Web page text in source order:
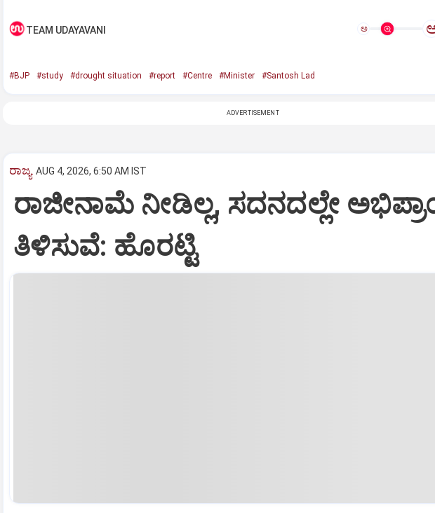
TEAM UDAYAVANI ಅ
#BJP #study #drought situation #report #Centre #Minister #Santosh Lad
ADVERTISEMENT
ರಾಜ್ಯ AUG 4, 2026, 6:50 AM IST
ರಾಜೀನಾಮೆ ನೀಡಿಲ್ಲ, ಸದನದಲ್ಲೇ
ತಿಳಿಸುವೆ: ಹೊರಟ್ಟಿ